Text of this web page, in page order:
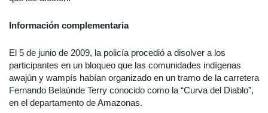
Información complementaria
El 5 de junio de 2009, la policía procedió a disolver a los
participantes en un bloqueo que las comunidades indígenas
awajún y wampís habían organizado en un tramo de la carretera
Fernando Belaúnde Terry conocido como la “Curva del Diablo”,
en el departamento de Amazonas.